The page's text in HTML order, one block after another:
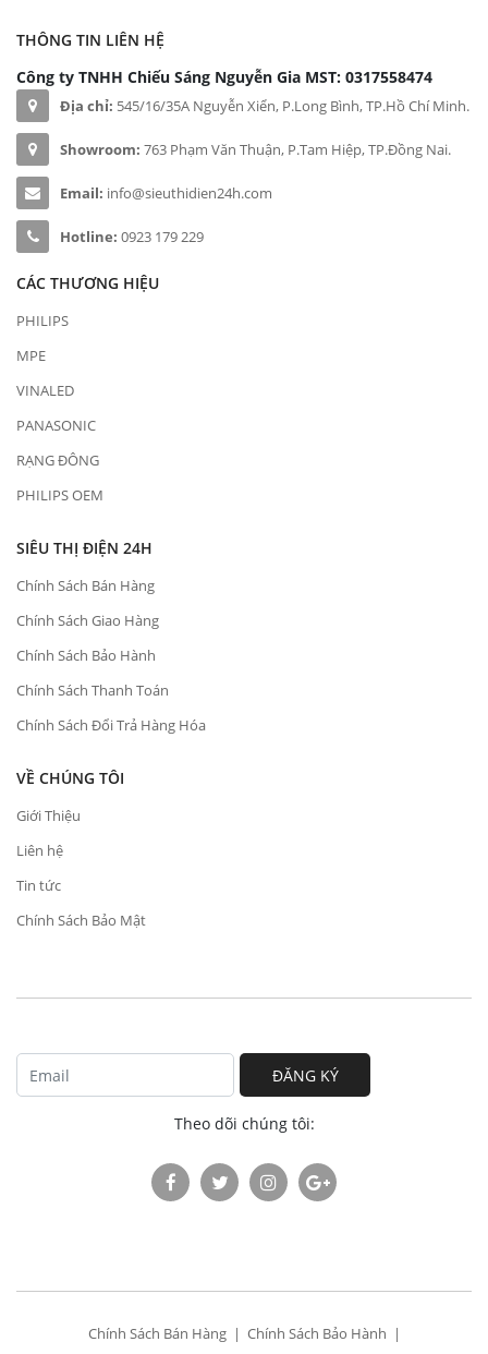
THÔNG TIN LIÊN HỆ
Công ty TNHH Chiếu Sáng Nguyễn Gia MST: 0317558474
Địa chỉ: 545/16/35A Nguyễn Xiển, P.Long Bình, TP.Hồ Chí Minh.
Showroom: 763 Phạm Văn Thuận, P.Tam Hiệp, TP.Đồng Nai.
Email: info@sieuthidien24h.com
Hotline: 0923 179 229
CÁC THƯƠNG HIỆU
PHILIPS
MPE
VINALED
PANASONIC
RẠNG ĐÔNG
PHILIPS OEM
SIÊU THỊ ĐIỆN 24H
Chính Sách Bán Hàng
Chính Sách Giao Hàng
Chính Sách Bảo Hành
Chính Sách Thanh Toán
Chính Sách Đổi Trả Hàng Hóa
VỀ CHÚNG TÔI
Giới Thiệu
Liên hệ
Tin tức
Chính Sách Bảo Mật
ĐĂNG KÝ
Theo dõi chúng tôi:
Chính Sách Bán Hàng Chính Sách Bảo Hành